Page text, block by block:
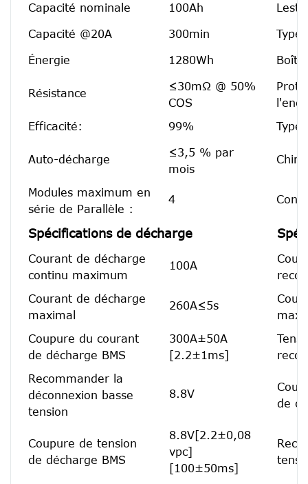
Capacité nominale 100Ah
Capacité @20A 300min Type
Énergie 1280Wh
Résistance
≤30mΩ @ 50%
COS
Efficacité:
99% Type
Auto-décharge
≤3,5 % par
mois
Modules maximum en
série de Parallèle :
4
Spécifications de décharge
Courant de décharge
continu maximum
100A
Courant de décharge
maximal
260A≤5s
Coupure du courant
de décharge BMS
300A±50A
[2.2±1ms]
Recommander la
déconnexion basse
tension
8.8V
de
Coupure de tension
de décharge BMS
8.8V[2.2±0,08
vpc]
[100±50ms]